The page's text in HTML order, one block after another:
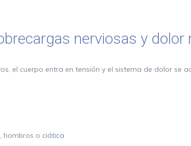
nerviosas y
el cuerpo entra en tensión y el sistema de dolor se
hombros o ciática